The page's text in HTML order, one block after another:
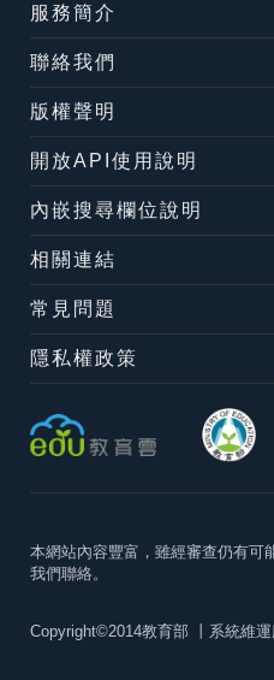
服務簡介
聯絡我們
版權聲明
開放API使用說明
內嵌搜尋欄位說明
相關連結
常見問題
隱私權政策
本網站內容豐富，雖經審查仍有可
我們聯絡。
Copyright©2014教育部 丨系統維